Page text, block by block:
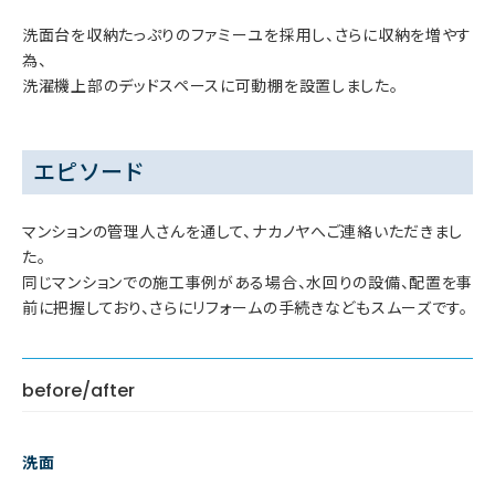
洗面台を収納たっぷりのファミーユを採用し、さらに収納を増やす
為、
洗濯機上部のデッドスペースに可動棚を設置しました。
エピソード
マンションの管理人さんを通して、ナカノヤへご連絡いただきまし
た。
同じマンションでの施工事例がある場合、水回りの設備、配置を事
前に把握しており、さらにリフォームの手続きなどもスムーズです。
before/after
洗面